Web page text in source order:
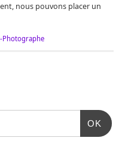
nous pouvons placer un
Photographe
OK